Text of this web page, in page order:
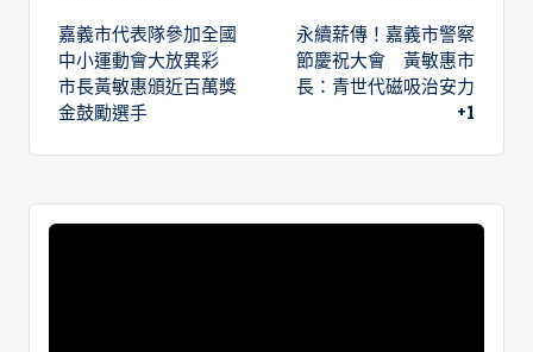
嘉義市代表隊參加全國
中小運動會大放異彩
市長黃敏惠頒近百萬獎
金鼓勵選手
永續薪傳！嘉義市警察
節慶祝大會 黃敏惠市
長：青世代磁吸治安力
+1